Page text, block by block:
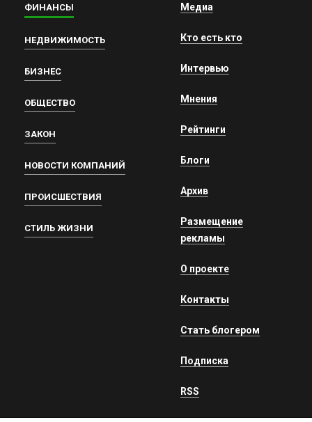
ФИНАНСЫ
НЕДВИЖИМОСТЬ
БИЗНЕС
ОБЩЕСТВО
ЗАКОН
НОВОСТИ КОМПАНИЙ
ПРОИСШЕСТВИЯ
СТИЛЬ ЖИЗНИ
Медиа
Кто есть кто
Интервью
Мнения
Рейтинги
Блоги
Архив
Размещение
рекламы
О проекте
Контакты
Стать блогером
Подписка
RSS